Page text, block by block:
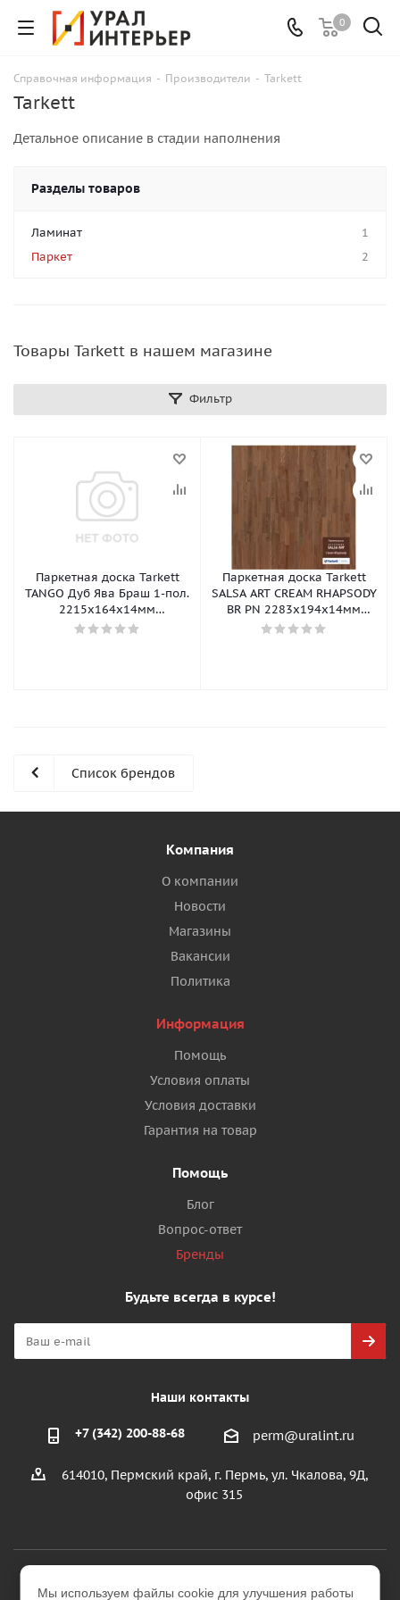
0
Справочная информация - Производители - Tarkett
Tarkett
Детальное описание в стадии наполнения
Разделы товаров
Ламинат
1
Паркет
2
Товары Tarkett в нашем магазине
Фильтр
Паркетная доска Tarkett
TANGO Дуб Ява Браш 1-пол.
2215х164х14мм
(2,180м2/6шт/уп)
Паркетная доска Tarkett
SALSA ART CREAM RHAPSODY
BR PN 2283х194х14мм
(2,658м2/уп)
Список брендов
Компания
О компании
Новости
Магазины
Вакансии
Политика
Информация
Помощь
Условия оплаты
Условия доставки
Гарантия на товар
Помощь
Блог
Вопрос-ответ
Бренды
Будьте всегда в курсе!
Наши контакты
+7 (342) 200-88-68 perm@uralint.ru
614010, Пермский край, г. Пермь, ул. Чкалова, 9Д,
офис 315
2026 © ООО "УралИнтерьер"
Мы используем файлы cookie для улучшения работы